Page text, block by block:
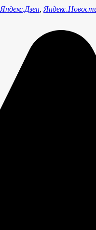
Яндекс.Дзен